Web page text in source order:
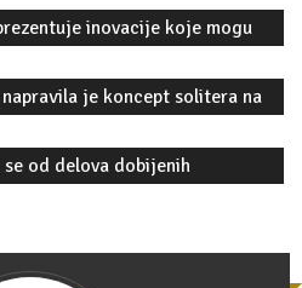
inovacije koje mogu
je koncept solitera na
od delova dobijenih